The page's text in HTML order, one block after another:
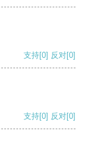
支持[0] 反对[0]
支持[0] 反对[0]